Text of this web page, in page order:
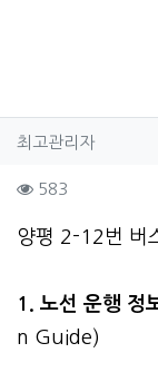
작성자 정보
최고관리자작성
컨텐츠 정보
583
본문
양평 2-12번 버
1. 노선 운행 정
n Guide)